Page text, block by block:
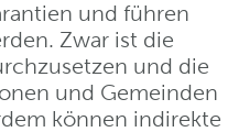
und führen
Zwar ist die
und die
und Gemeinden
können indirekte